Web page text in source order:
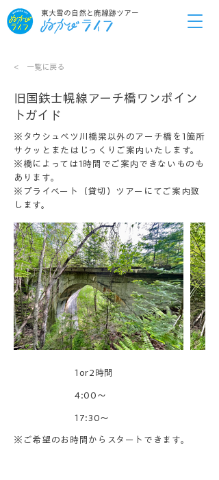
東大雪の自然と廃線跡ツアー
< 一覧に戻る
旧国鉄士幌線アーチ橋ワンポイン
トガイド
​※タウシュベツ川橋梁以外のアーチ橋を1箇所
サクッとまたはじっくりご案内いたします。
※橋によっては1時間でご案内できないものも
あります。
※プライベート（貸切）ツアーにてご案内致
します。
1or2時間
4:00〜
17:30〜
※ご希望のお時間からスタートできます。​